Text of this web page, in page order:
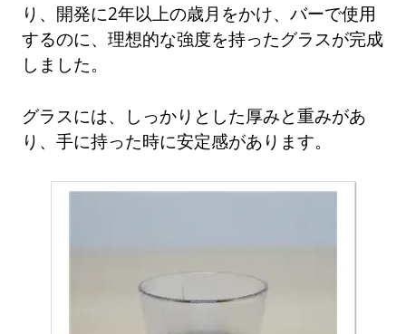
り、開発に2年以上の歳月をかけ、バーで使用
するのに、理想的な強度を持ったグラスが完成
しました。
グラスには、しっかりとした厚みと重みがあ
り、手に持った時に安定感があります。